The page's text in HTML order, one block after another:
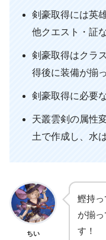
剣豪取得には英
他クエスト・証
剣豪取得はクラ
得後に装備が揃
剣豪取得に必要
天叢雲剣の属性
土で作成し、水
ちい
鰹持
が揃
す！